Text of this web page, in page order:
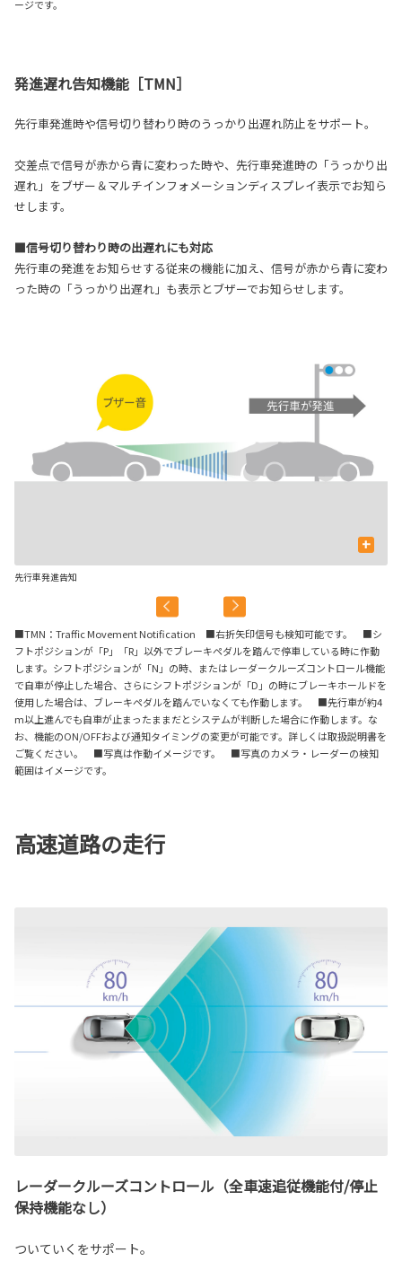
ージです。
発進遅れ告知機能［TMN］
先行車発進時や信号切り替わり時のうっかり出遅れ防止をサポート。
交差点で信号が赤から青に変わった時や、先行車発進時の「うっかり出
遅れ」をブザー＆マルチインフォメーションディスプレイ表示でお知ら
せします。
■信号切り替わり時の出遅れにも対応
先行車の発進をお知らせする従来の機能に加え、信号が赤から青に変わ
った時の「うっかり出遅れ」も表示とブザーでお知らせします。
+
先行車発進告知
■TMN：Traffic Movement Notification ■右折矢印信号も検知可能です。 ■シ
フトポジションが「P」「R」以外でブレーキペダルを踏んで停車している時に作動
します。シフトポジションが「N」の時、またはレーダークルーズコントロール機能
で自車が停止した場合、さらにシフトポジションが「D」の時にブレーキホールドを
使用した場合は、ブレーキペダルを踏んでいなくても作動します。 ■先行車が約4
m以上進んでも自車が止まったままだとシステムが判断した場合に作動します。な
お、機能のON/OFFおよび通知タイミングの変更が可能です。詳しくは取扱説明書を
ご覧ください。 ■写真は作動イメージです。 ■写真のカメラ・レーダーの検知
範囲はイメージです。
高速道路の走行
レーダークルーズコントロール（全車速追従機能付/停止
保持機能なし）
ついていくをサポート。